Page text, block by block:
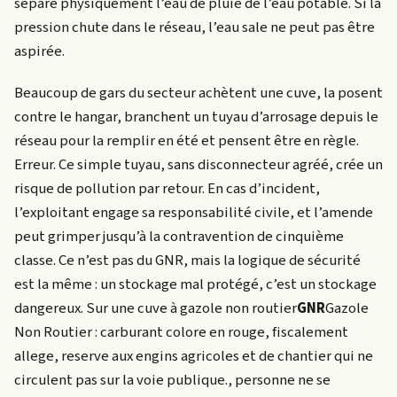
pression chute dans le réseau, l’eau sale ne peut pas être
aspirée.
Beaucoup de gars du secteur achètent une cuve, la posent
contre le hangar, branchent un tuyau d’arrosage depuis le
réseau pour la remplir en été et pensent être en règle.
Erreur. Ce simple tuyau, sans disconnecteur agréé, crée un
risque de pollution par retour. En cas d’incident,
l’exploitant engage sa responsabilité civile, et l’amende
peut grimper jusqu’à la contravention de cinquième
classe. Ce n’est pas du GNR, mais la logique de sécurité
est la même : un stockage mal protégé, c’est un stockage
dangereux. Sur une cuve àgazole non routierGNRGazole
Non Routier : carburant colore en rouge, fiscalement
allege, reserve aux engins agricoles et de chantier qui ne
circulent pas sur la voie publique., personne ne se